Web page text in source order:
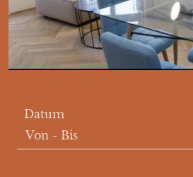
Datum
Von - Bis